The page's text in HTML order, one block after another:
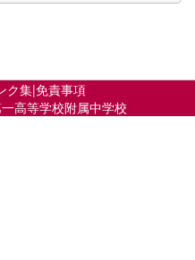
ク集|免責事項
高等学校附属中学校